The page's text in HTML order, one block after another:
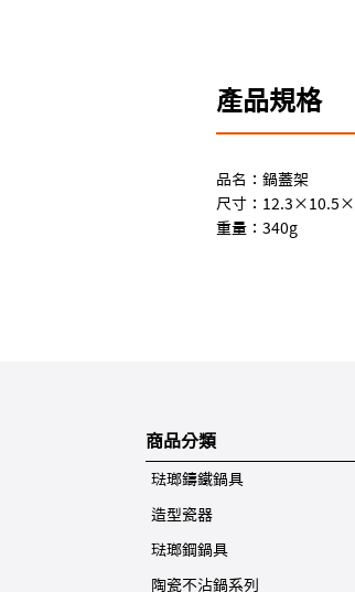
產品規格
品名：鍋蓋架
尺寸：
重量：340g
商品分類
琺瑯鑄鐵鍋具
造型瓷器
琺瑯鋼鍋具
陶瓷不沾鍋系列